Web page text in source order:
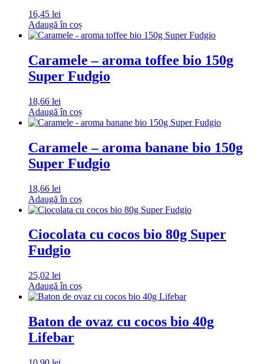
16,45 lei
Adaugă în coș
Caramele – aroma toffee bio 150g
Super Fudgio
18,66 lei
Adaugă în coș
Caramele – aroma banane bio 150g
Super Fudgio
18,66 lei
Adaugă în coș
Ciocolata cu cocos bio 80g Super
Fudgio
25,02 lei
Adaugă în coș
Baton de ovaz cu cocos bio 40g
Lifebar